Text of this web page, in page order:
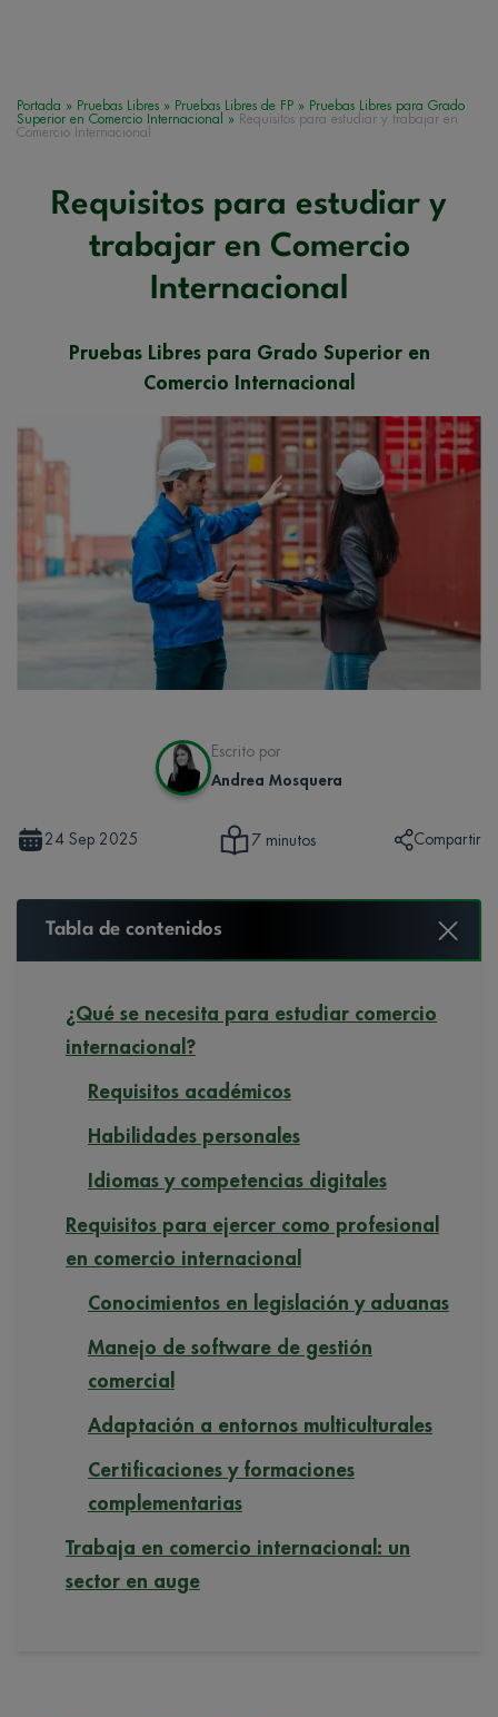
Portada » Pruebas Libres » Pruebas Libres de FP » Pruebas Libres para Grado
Superior en Comercio Internacional
» Requisitos para estudiar y trabajar en
Comercio Internacional
Requisitos para estudiar y
trabajar en Comercio
Internacional
Pruebas Libres para Grado Superior en
Comercio Internacional
Escrito por
Andrea Mosquera
24 Sep 2025 7 minutos Compartir
Tabla de contenidos
¿Qué se necesita para estudiar comercio
internacional?
Requisitos académicos
Habilidades personales
Idiomas y competencias digitales
Requisitos para ejercer como profesional
en comercio internacional
Conocimientos en legislación y aduanas
Manejo de software de gestión
comercial
Adaptación a entornos multiculturales
Certificaciones y formaciones
complementarias
Trabaja en comercio internacional: un
sector en auge